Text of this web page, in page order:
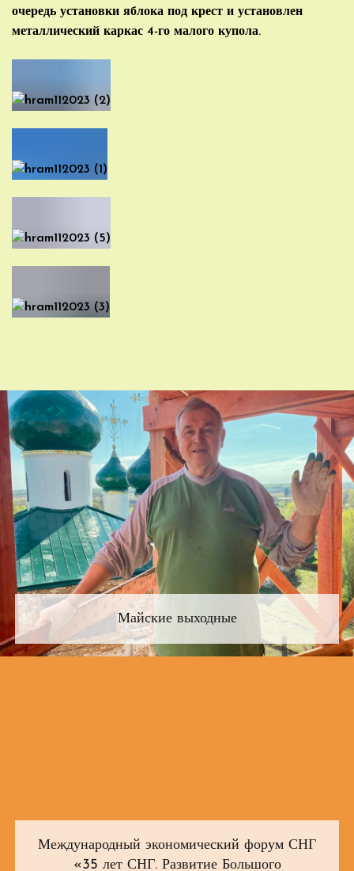
очередь установки яблока под крест и установлен
металлический каркас 4-го малого купола.
Майские выходные
Международный экономический форум СНГ
«35 лет СНГ. Развитие Большого